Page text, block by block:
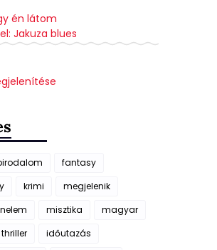
én látom
Jakuza blues
fantasy
krimi
megjelenik
misztika
magyar
thriller
időutazás